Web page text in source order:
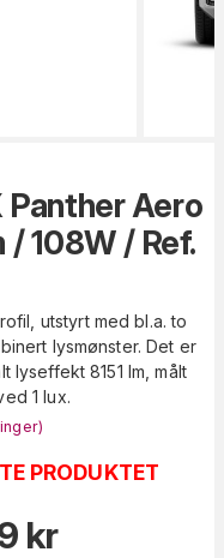
Panther Aero
108W / Ref.
utstyrt med bl.a. to
lysmønster. Det er
lyseffekt 8151 lm, målt
1 lux.
)
PRODUKTET
kr